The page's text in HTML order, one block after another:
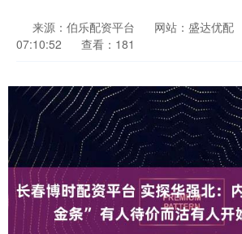
来源：伯乐配资平台 网站：盛达优配
07:10:52
查看：181